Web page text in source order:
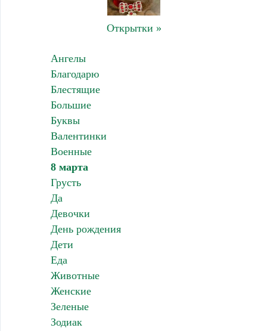
Открытки »
Ангелы
Благодарю
Блестящие
Большие
Буквы
Валентинки
Военные
8 марта
Грусть
Да
Девочки
День рождения
Дети
Еда
Животные
Женские
Зеленые
Зодиак